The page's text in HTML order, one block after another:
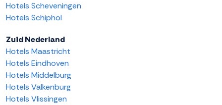
Hotels Scheveningen
Hotels Schiphol
Zuid Nederland
Hotels Maastricht
Hotels Eindhoven
Hotels Middelburg
Hotels Valkenburg
Hotels Vlissingen